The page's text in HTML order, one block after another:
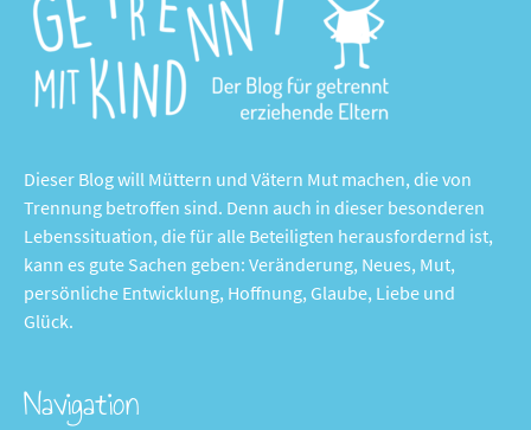
Dieser Blog will Müttern und Vätern Mut machen, die von
Trennung betroffen sind. Denn auch in dieser besonderen
Lebenssituation, die für alle Beteiligten herausfordernd ist,
kann es gute Sachen geben: Veränderung, Neues, Mut,
persönliche Entwicklung, Hoffnung, Glaube, Liebe und
Glück.
Navigation